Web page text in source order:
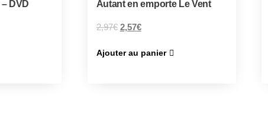
DVD Autant en emporte Le Vent
2,97€ 2,57€
Ajouter au panier